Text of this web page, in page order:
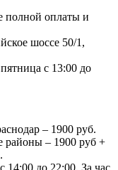
полной оплаты и
шоссе 50/1,
с 13:00 до
– 1900 руб.
районы – 1900 руб +
14:00 до 22:00. За час